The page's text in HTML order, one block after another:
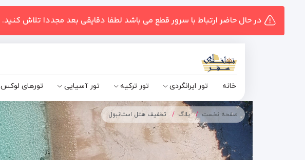
در حال حاضر ارتباط با سرور قطع می باشد لطفا دقایقی بعد مجددا تلاش کنید.
خانه تور ایرانگردی تور ترکیه تور آسیایی تورهای لوکس
صفحه نخست بلاگ تخفیف هتل استانبول